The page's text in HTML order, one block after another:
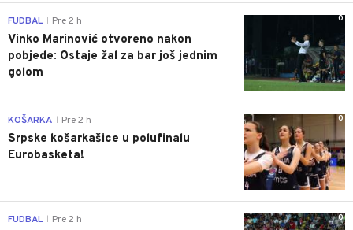
0
FUDBAL Pre 2 h
Vinko Marinović otvoreno nakon
pobjede: Ostaje žal za bar još jednim
golom
0
KOŠARKA Pre 2 h
Srpske košarkašice u polufinalu
Eurobasketa!
0
FUDBAL Pre 2 h